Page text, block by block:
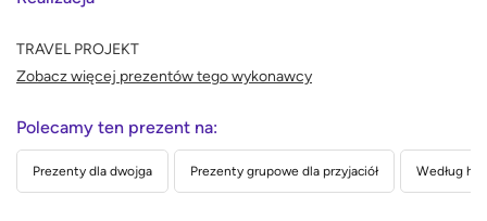
TRAVEL PROJEKT
Zobacz więcej prezentów tego wykonawcy
Polecamy ten prezent na:
Prezenty dla dwojga Prezenty grupowe dla przyjaciół Według